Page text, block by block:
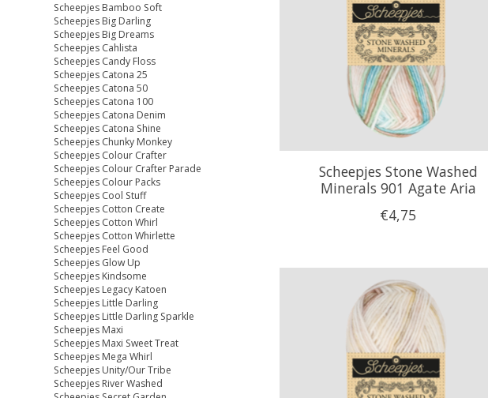
Scheepjes Bamboo Soft
Scheepjes Big Darling
Scheepjes Big Dreams
Scheepjes Cahlista
Scheepjes Candy Floss
Scheepjes Catona 25
Scheepjes Catona 50
Scheepjes Catona 100
Scheepjes Catona Denim
Scheepjes Catona Shine
Scheepjes Chunky Monkey
Scheepjes Colour Crafter
Scheepjes Colour Crafter Parade
Scheepjes Colour Packs
Scheepjes Cool Stuff
Scheepjes Cotton Create
Scheepjes Cotton Whirl
Scheepjes Cotton Whirlette
Scheepjes Feel Good
Scheepjes Glow Up
Scheepjes Kindsome
Scheepjes Legacy Katoen
Scheepjes Little Darling
Scheepjes Little Darling Sparkle
Scheepjes Maxi
Scheepjes Maxi Sweet Treat
Scheepjes Mega Whirl
Scheepjes Unity/Our Tribe
Scheepjes River Washed
Scheepjes Stone Washed
Minerals 901 Agate Aria
€4,75